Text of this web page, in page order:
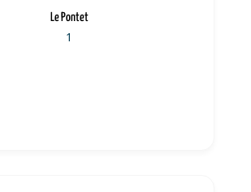
Le Pontet
1